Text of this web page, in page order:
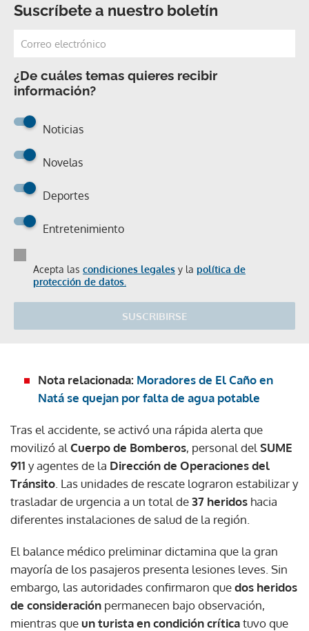
Suscríbete a nuestro boletín
¿De cuáles temas quieres recibir
información?
Noticias
Novelas
Deportes
Entretenimiento
Acepta las condiciones legales y la política de
protección de datos.
SUSCRIBIRSE
Nota relacionada: Moradores de El Caño en
Natá se quejan por falta de agua potable
Tras el accidente, se activó una rápida alerta que
movilizó al Cuerpo de Bomberos, personal del SUME
911 y agentes de la Dirección de Operaciones del
Tránsito . Las unidades de rescate lograron estabilizar y
trasladar de urgencia a un total de37 heridos hacia
diferentes instalaciones de salud de la región.
El balance médico preliminar dictamina que la gran
mayoría de los pasajeros presenta lesiones leves. Sin
embargo, las autoridades confirmaron quedos heridos
de consideración permanecen bajo observación,
mientras queun turista en condición críticatuvo que